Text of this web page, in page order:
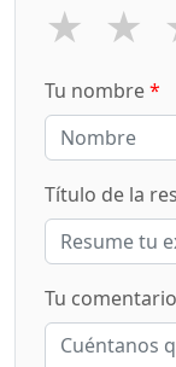
★ ★
Tu nombre*
Título de la
Tu comentario